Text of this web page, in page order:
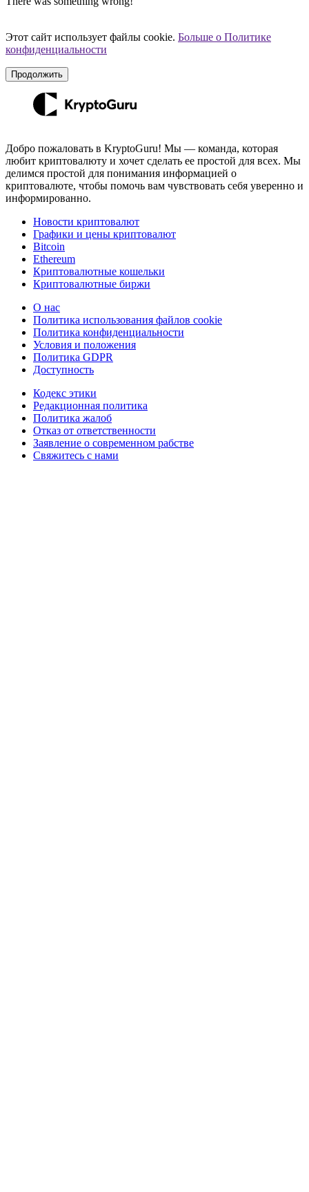
Этот сайт использует файлы cookie. Больше о Политике
конфиденциальности
Продолжить
Добро пожаловать в KryptoGuru! Мы — команда, которая
любит криптовалюту и хочет сделать ее простой для всех. Мы
делимся простой для понимания информацией о
криптовалюте, чтобы помочь вам чувствовать себя уверенно и
информированно.
Новости криптовалют
Графики и цены криптовалют
Bitcoin
Ethereum
Криптовалютные кошельки
Криптовалютные биржи
О нас
Политика использования файлов cookie
Политика конфиденциальности
Условия и положения
Политика GDPR
Доступность
Кодекс этики
Редакционная политика
Политика жалоб
Отказ от ответственности
Заявление о современном рабстве
Свяжитесь с нами